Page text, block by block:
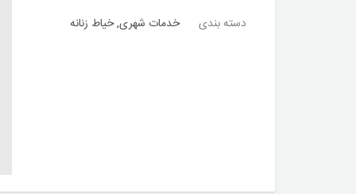
دسته بندی خدمات شهری,خیاط زنانه